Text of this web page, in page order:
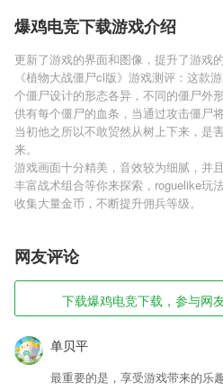
爆鸡电竞下载游戏介绍
更新了游戏的界面和图像，提升了游戏
《植物大战僵尸cl版》游戏测评：这款
个僵尸设计的形态各异，不同的僵尸外
供有每个僵尸的血条，当通过攻击僵尸
当初他之所以不敢贸然从树上下来，是
来。
游戏画面十分精美，音效较为细腻，并
丰富战术组合等你来探索，roguelike玩
收集大量金币，不断提升佣兵等级。
网友评论
下载爆鸡电竞下载，参与网
单贝平
最重要的是，享受游戏带来的乐